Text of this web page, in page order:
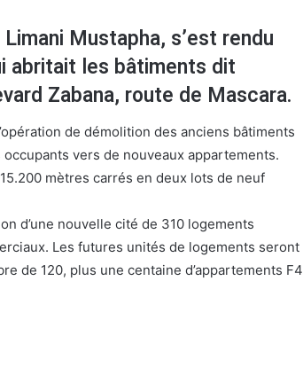
Mustapha, s’est rendu
abritait les bâtiments dit
Zabana, route de Mascara.
de démolition des anciens bâtiments
vers de nouveaux appartements.
mètres carrés en deux lots de neuf
d’une nouvelle cité de 310 logements
Les futures unités de logements seront
de 120, plus une centaine d’appartements F4